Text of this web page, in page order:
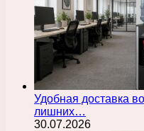
Удобная доставка
лишних…
30.07.2026